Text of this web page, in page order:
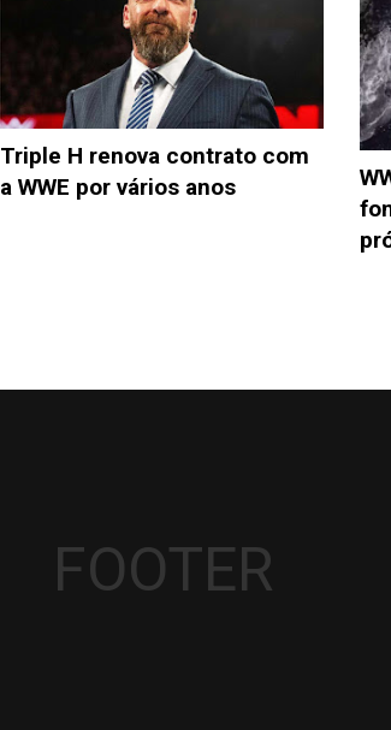
Triple H renova contrato com
a WWE por vários anos
FOOTER